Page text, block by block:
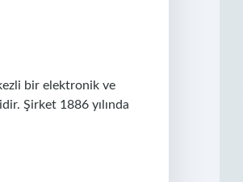
bir elektronik ve
Şirket 1886 yılında